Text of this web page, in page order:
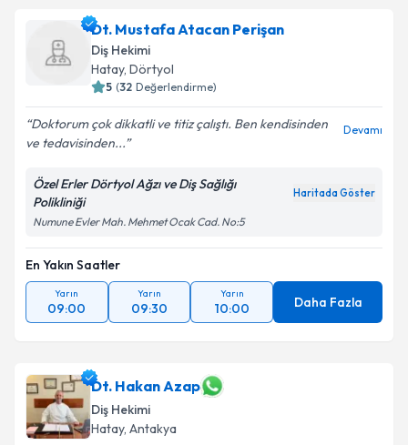
Dt. Mustafa Atacan Perişan
Diş Hekimi
Hatay, Dörtyol
5 (32 Değerlendirme)
Doktorum çok dikkatli ve titiz çalıştı. Ben kendisinden
ve tedavisinden...
Devamı
Özel Erler Dörtyol Ağzı ve Diş Sağlığı
Polikliniği
Haritada Göster
Numune Evler Mah. Mehmet Ocak Cad. No:5
En Yakın Saatler
Yarın
09:00
Yarın
09:30
Yarın
10:00 Daha Fazla
Dt. Hakan Azap
Diş Hekimi
Hatay, Antakya